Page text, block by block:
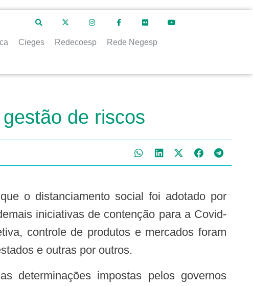
Cieges Redecoesp Rede Negesp
de riscos
iniciativas de contenção para a Covid-
controle de produtos e mercados foram
e outras por outros.